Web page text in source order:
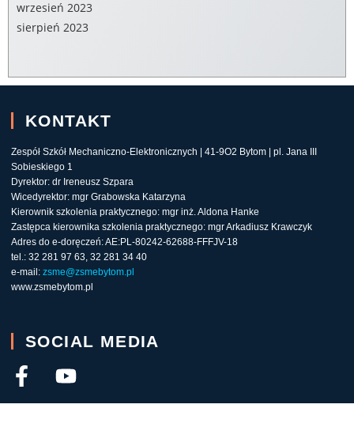
wrzesień 2023
sierpień 2023
KONTAKT
Zespół Szkół Mechaniczno-Elektronicznych | 41-9O2 Bytom | pl. Jana III
Sobieskiego 1
Dyrektor: dr Ireneusz Szpara
Wicedyrektor: mgr Grabowska Katarzyna
Kierownik szkolenia praktycznego: mgr inż. Aldona Hanke
Zastępca kierownika szkolenia praktycznego: mgr Arkadiusz Krawczyk
Adres do e-doręczeń: AE:PL-80242-62688-FFFJV-18
tel.: 32 281 97 63, 32 281 34 40
e-mail: zsme@zsmebytom.pl
www.zsmebytom.pl
SOCIAL MEDIA